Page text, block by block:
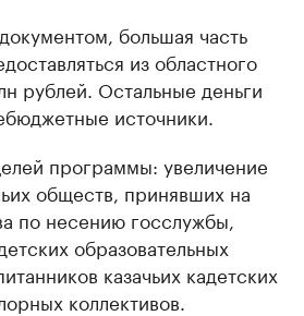
большая часть
из областного
рублей. Остальные деньги
источники.
программы: увеличение
обществ, принявших на
по несению госслужбы,
образовательных
казачьих кадетских
коллективов.